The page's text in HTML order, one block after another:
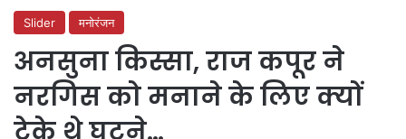
Slider मनोरंजन
अनसुना किस्सा, राज कपूर ने
नरगिस को मनाने के लिए क्यों